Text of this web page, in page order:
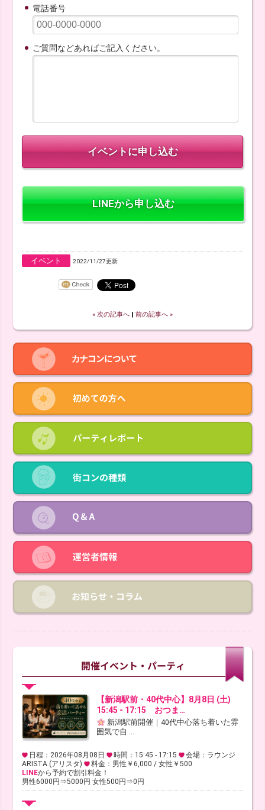
電話番号
ご質問などあればご記入ください。
LINEから申し込む
イベント 2022/11/27更新
« 次の記事へ 前の記事へ »
【新潟駅前・40代中心】8月8日 (土)
15:45 - 17:15 おつま…
新潟駅前開催｜40代中心落ち着いた雰
囲気で自 ...
日程：2026年08月08日 時間：15:45 - 17:15
会場：ラウンジ
ARISTA (アリスタ)
料金：男性￥6,000 / 女性￥500
LINEから予約で割引料金！
男性6000円⇒5000円 女性500円⇒0円